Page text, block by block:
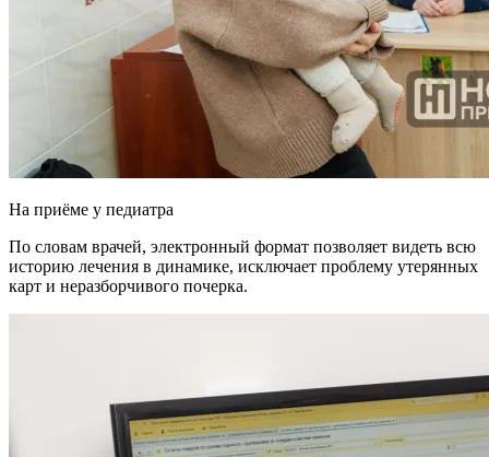
На приёме у педиатра
По словам врачей, электронный формат позволяет видеть всю
историю лечения в динамике, исключает проблему утерянных
карт и неразборчивого почерка.